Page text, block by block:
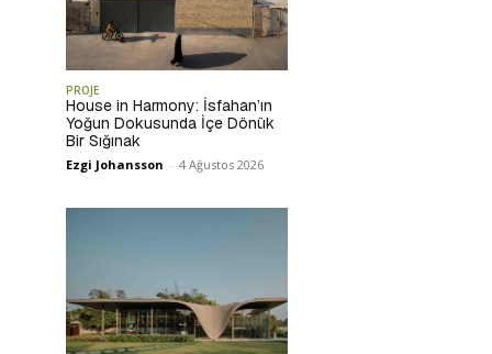
PROJE
House in Harmony: İsfahan’ın
Yoğun Dokusunda İçe Dönük
Bir Sığınak
Ezgi Johansson - 4 Ağustos 2026